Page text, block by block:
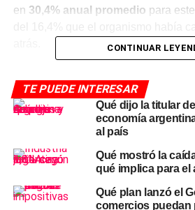
en 30,4% anual promedio para
política económica argentina sino a
FMI atribuye el cambio de
en Medio Oriente, el cierre del
ataques a instalaciones de
encarecieron el petróleo y
inflacionarias en todo el mundo. Sin
organismo reconoce que el
CONTINUAR
TE PUEDE INTERESAR
Qué dijo la titular
economía
al país
Qué mostró la
qué implica para
Qué plan lanzó el
comercios puedan